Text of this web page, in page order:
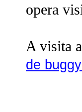
opera
A visita
de